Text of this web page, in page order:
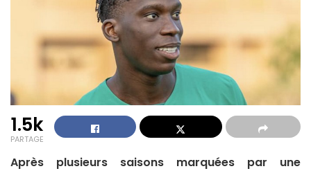
1.5k
PARTAGE
Après plusieurs saisons marquées par une